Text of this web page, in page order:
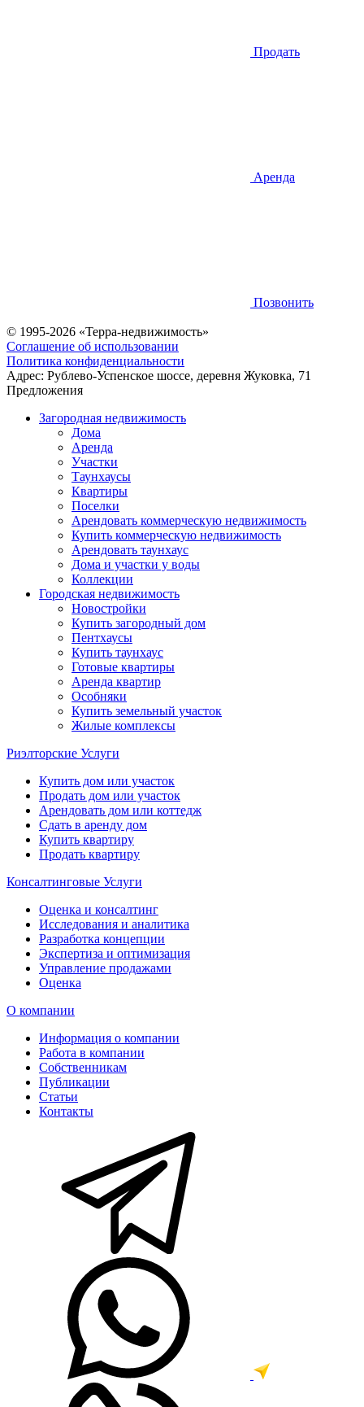
Продать
Аренда
Позвонить
© 1995-2026 «Терра-недвижимость»
Соглашение об использовании
Политика конфиденциальности
Адрес: Рублево-Успенское шоссе, деревня Жуковка, 71
Предложения
Загородная недвижимость
Дома
Аренда
Участки
Таунхаусы
Квартиры
Поселки
Арендовать коммерческую недвижимость
Купить коммерческую недвижимость
Арендовать таунхаус
Дома и участки у воды
Коллекции
Городская недвижимость
Новостройки
Купить загородный дом
Пентхаусы
Купить таунхаус
Готовые квартиры
Аренда квартир
Особняки
Купить земельный участок
Жилые комплексы
Риэлторские Услуги
Купить дом или участок
Продать дом или участок
Арендовать дом или коттедж
Сдать в аренду дом
Купить квартиру
Продать квартиру
Консалтинговые Услуги
Оценка и консалтинг
Исследования и аналитика
Разработка концепции
Экспертиза и оптимизация
Управление продажами
Оценка
О компании
Информация о компании
Работа в компании
Собственникам
Публикации
Статьи
Контакты